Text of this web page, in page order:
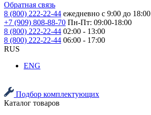
Обратная связь
8 (800) 222-22-44 ежедневно с 9:00 до 18:00
+7 (909) 808-88-70 Пн-Пт: 09:00-18:00
8 (800) 222-22-44 02:00 - 13:00
8 (800) 222-22-44 06:00 - 17:00
RUS
ENG
Подбор комплектующих
Каталог товаров